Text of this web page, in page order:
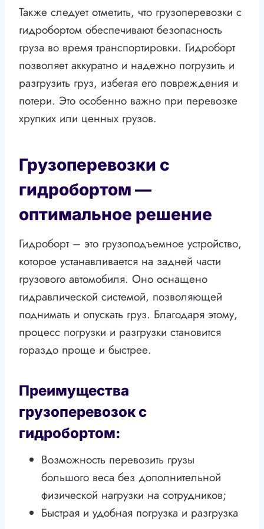
Также следует отметить, что грузоперевозки с
гидробортом обеспечивают безопасность
груза во время транспортировки. Гидроборт
позволяет аккуратно и надежно погрузить и
разгрузить груз, избегая его повреждения и
потери. Это особенно важно при перевозке
хрупких или ценных грузов.
Грузоперевозки с
гидробортом —
оптимальное решение
Гидроборт – это грузоподъемное устройство,
которое устанавливается на задней части
грузового автомобиля. Оно оснащено
гидравлической системой, позволяющей
поднимать и опускать груз. Благодаря этому,
процесс погрузки и разгрузки становится
гораздо проще и быстрее.
Преимущества
грузоперевозок с
гидробортом:
Возможность перевозить грузы
большого веса без дополнительной
физической нагрузки на сотрудников;
Быстрая и удобная погрузка и разгрузка